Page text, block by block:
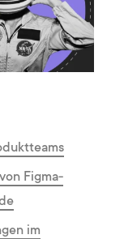
Figma-
im